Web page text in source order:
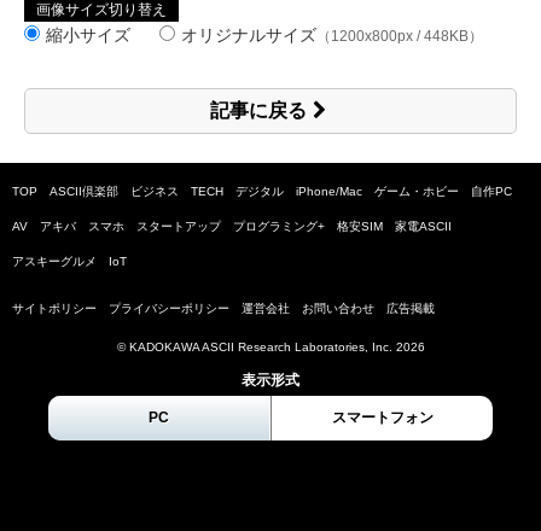
画像サイズ切り替え
縮小サイズ オリジナルサイズ （1200x800px / 448KB）
記事に戻る
TOP ASCII倶楽部 ビジネス TECH デジタル iPhone/Mac ゲーム・ホビー 自作PC
AV アキバ スマホ スタートアップ プログラミング+ 格安SIM 家電ASCII
アスキーグルメ IoT
サイトポリシー プライバシーポリシー 運営会社 お問い合わせ 広告掲載
© KADOKAWA ASCII Research Laboratories, Inc. 2026
表示形式
PC スマートフォン